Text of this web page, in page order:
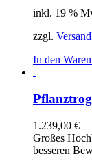
inkl. 19 %
zzgl.
In den
1.239,00 €
Großes
besseren